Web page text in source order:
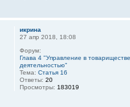
икрина
27 апр 2018, 18:08
Форум:
Глава 4 "Управление в
деятельностью"
Тема:Статья 16
Ответы:20
Просмотры: 183019